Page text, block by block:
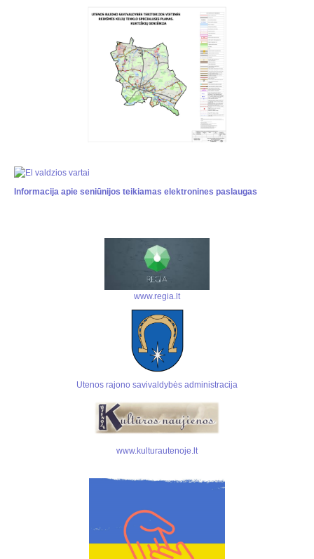
Informacija apie seniūnijos teikiamas elektronines paslaugas
www.regia.lt
Utenos rajono savivaldybės administracija
www.kulturautenoje.lt